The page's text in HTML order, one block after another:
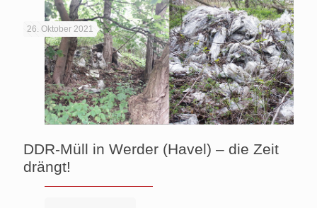
26. Oktober 2021
DDR-Müll in Werder (Havel) – die Zeit
drängt!